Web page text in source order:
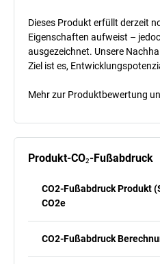
Dieses Produkt erfüllt derzeit
Eigenschaften aufweist –
ausgezeichnet. Unsere
Ziel ist es,
Mehr zur Produktbewertung
Produkt-CO₂-Fußabdruck
CO2-Fußabdruck Produkt
CO2e
CO2-Fußabdruck